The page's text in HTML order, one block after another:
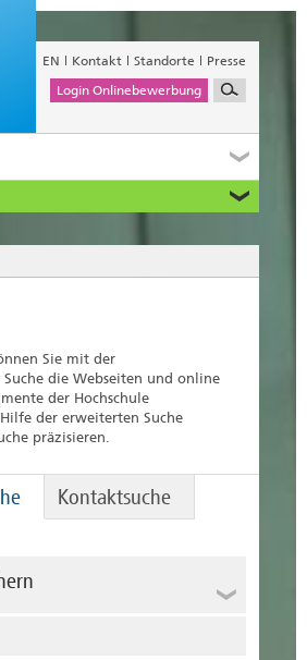
EN Kontakt Standorte
Presse
Login Onlinebewerbung
und Institutionen
Sie mit der
Suche die Webseiten und online
der Hochschule
der erweiterten Suche
präzisieren.
Kontaktsuche